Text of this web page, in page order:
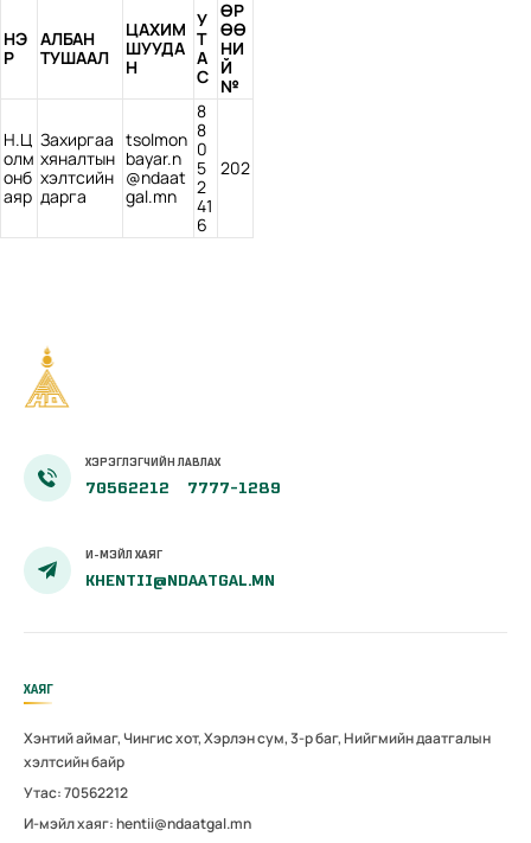
НЭ
Р
АЛБАН
ТУШААЛ
ЦАХИМ
ШУУДА
Н
У
Т
А
С
ӨР
ӨӨ
НИ
Й
№
Н.Ц
олм
онб
аяр
Захиргаа
хяналтын
хэлтсийн
дарга
tsolmon
bayar.n
@ndaat
gal.mn
8
8
0
5
2
41
6
202
ХЭРЭГЛЭГЧИЙН ЛАВЛАХ
70562212 7777-1289
И-МЭЙЛ ХАЯГ
KHENTII@NDAATGAL.MN
ХАЯГ
Хэнтий аймаг, Чингис хот, Хэрлэн сум, 3-р баг, Нийгмийн даатгалын
хэлтсийн байр
Утас: 70562212
И-мэйл хаяг: hentii@ndaatgal.mn